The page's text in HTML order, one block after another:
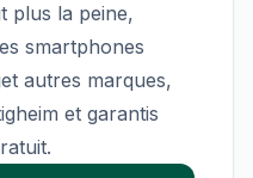
plus la peine,
smartphones
et autres marques,
et garantis